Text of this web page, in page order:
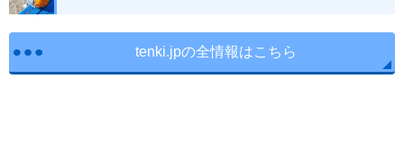
tenki.jpの全情報はこちら